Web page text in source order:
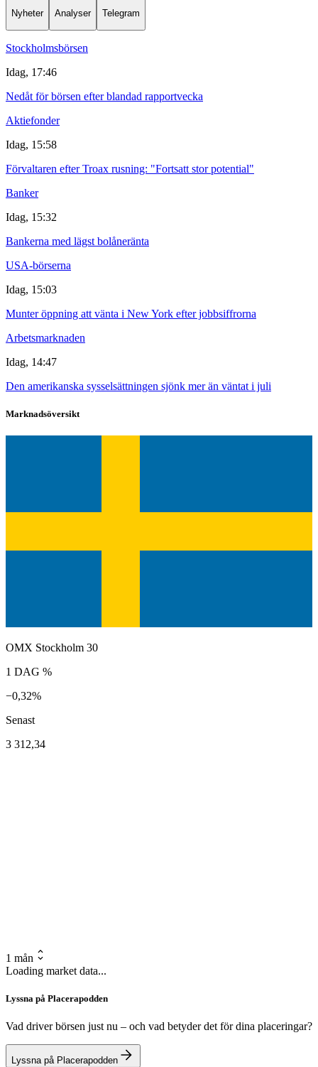
Nyheter Analyser Telegram
Stockholmsbörsen
Idag, 17:46
Nedåt för börsen efter blandad rapportvecka
Aktiefonder
Idag, 15:58
Förvaltaren efter Troax rusning: "Fortsatt stor potential"
Banker
Idag, 15:32
Bankerna med lägst bolåneränta
USA-börserna
Idag, 15:03
Munter öppning att vänta i New York efter jobbsiffrorna
Arbetsmarknaden
Idag, 14:47
Den amerikanska sysselsättningen sjönk mer än väntat i juli
Marknadsöversikt
OMX Stockholm 30
1 DAG %
−0,32%
Senast
3 312,34
1 mån
Loading market data...
Lyssna på Placerapodden
Vad driver börsen just nu – och vad betyder det för dina placeringar?
Lyssna på Placerapodden